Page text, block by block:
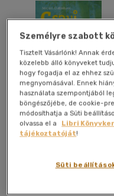
Korosztály szerint
Gyermek (109)
0 - 3 év(1)
3 - 6 év(37)
mind (64)
Ifjúsági(6549)
6 -10 év(1326)
10 - 14 év
mind(1624)
Csavi és az apamentő
Mirjam Oldenhave
Személyre szabott
Tisztelt Vásárlónk! Annak
közelebb álló könyveket
hogy fogadja el az ehhez
megnyomásával. Ennek
használata szempontjából
böngészőjébe, de cookie-
módosíthatja a Süti
olvassa el a
Libri
tájékoztatóját!
Süti